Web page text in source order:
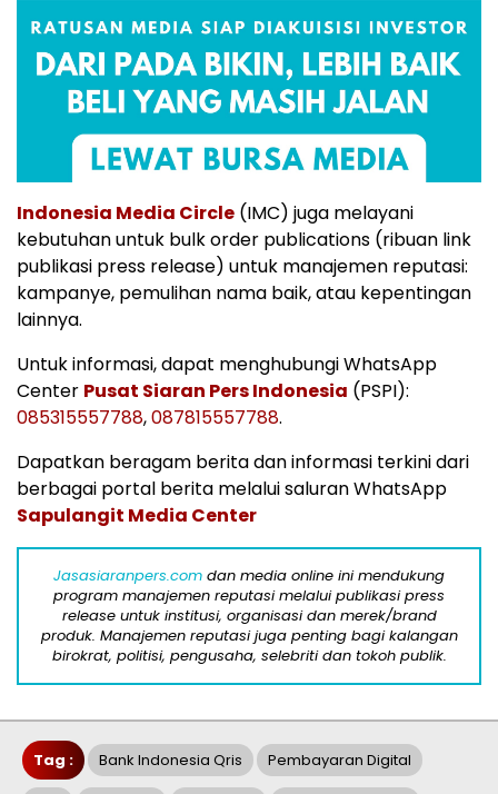
Indonesia Media Circle (IMC) juga melayani
kebutuhan untuk bulk order publications (ribuan link
publikasi press release) untuk manajemen reputasi:
kampanye, pemulihan nama baik, atau kepentingan
lainnya.
Untuk informasi, dapat menghubungi WhatsApp
Center Pusat Siaran Pers Indonesia (PSPI):
085315557788,087815557788.
Dapatkan beragam berita dan informasi terkini dari
berbagai portal berita melalui saluran WhatsApp
Sapulangit Media Center
Jasasiaranpers.com dan media online ini mendukung
program manajemen reputasi melalui publikasi press
release untuk institusi, organisasi dan merek/brand
produk. Manajemen reputasi juga penting bagi kalangan
birokrat, politisi, pengusaha, selebriti dan tokoh publik.
Tag : Bank Indonesia Qris Pembayaran Digital